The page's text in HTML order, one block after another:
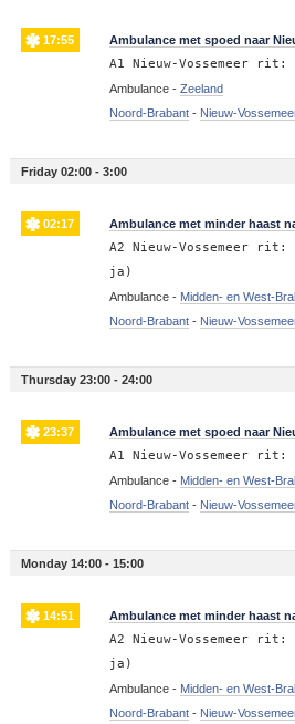
17:55 Ambulance met spoed naar
A1 Nieuw-Vossemeer rit:
Ambulance - Zeeland
Noord-Brabant- Nieuw-
Friday 02:00 - 3:00
02:17 Ambulance met minder haast
A2 Nieuw-Vossemeer
ja)
Ambulance - Midden- en West-
Noord-Brabant- Nieuw-
Thursday 23:00 - 24:00
23:37 Ambulance met spoed naar
A1 Nieuw-Vossemeer rit:
Ambulance - Midden- en West-
Noord-Brabant- Nieuw-
Monday 14:00 - 15:00
14:51 Ambulance met minder haast
A2 Nieuw-Vossemeer
ja)
Ambulance - Midden- en West-
Noord-Brabant- Nieuw-